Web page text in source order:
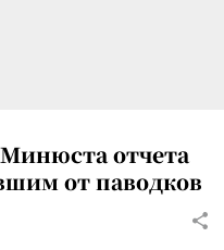
отчета
от паводков